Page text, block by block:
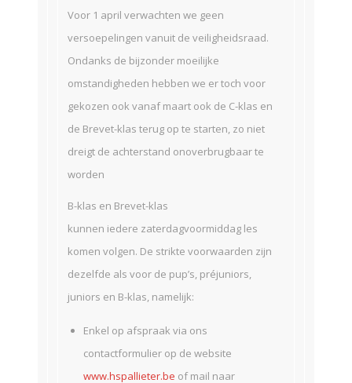
Voor 1 april verwachten we geen
versoepelingen vanuit de veiligheidsraad.
Ondanks de bijzonder moeilijke
omstandigheden hebben we er toch voor
gekozen ook vanaf maart ook de C-klas en
de Brevet-klas terug op te starten, zo niet
dreigt de achterstand onoverbrugbaar te
worden
B-klas en Brevet-klas
kunnen iedere zaterdagvoormiddag les
komen volgen. De strikte voorwaarden zijn
dezelfde als voor de pup’s, préjuniors,
juniors en B-klas, namelijk:
Enkel op afspraak via ons
contactformulier op de website
www.hspallieter.be of mail naar